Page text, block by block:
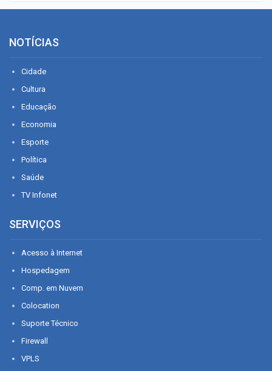
NOTÍCIAS
Cidade
Cultura
Educação
Economia
Esporte
Política
Saúde
TV Infonet
SERVIÇOS
Acesso à Internet
Hospedagem
Comp. em Nuvem
Colocation
Suporte Técnico
Firewall
VPLS